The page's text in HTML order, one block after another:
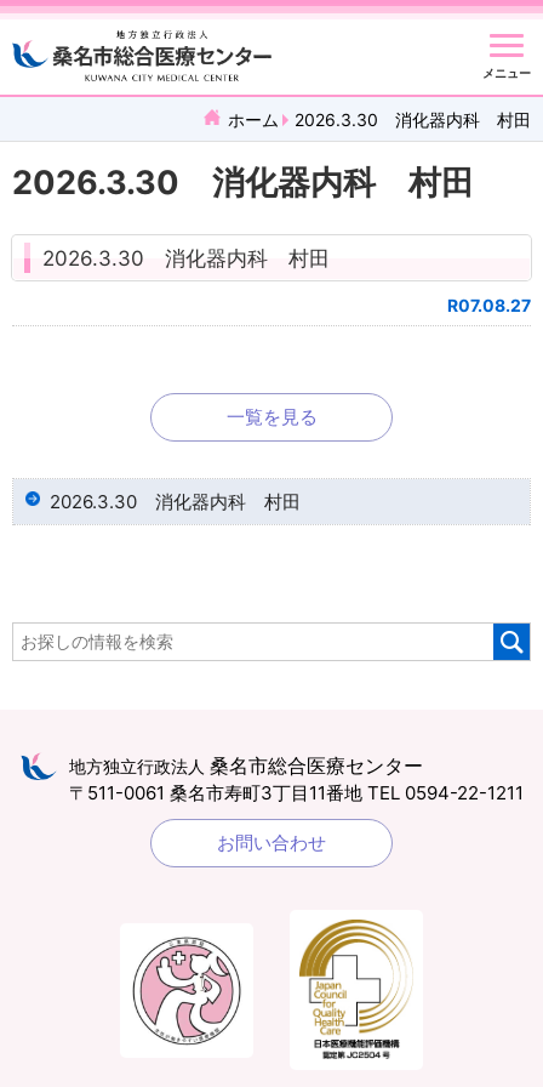
メニュー
ホーム 2026.3.30 消化器内科 村田
2026.3.30 消化器内科 村田
2026.3.30 消化器内科 村田
R07.08.27
一覧を見る
2026.3.30 消化器内科 村田
地方独立行政法人 桑名市総合医療センター
〒511-0061 桑名市寿町3丁目11番地 TEL 0594-22-1211
お問い合わせ